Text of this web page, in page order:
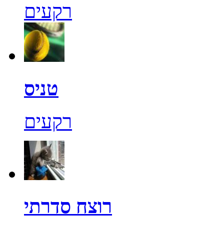
רקעים
טניס
רקעים
רוצח סדרתי